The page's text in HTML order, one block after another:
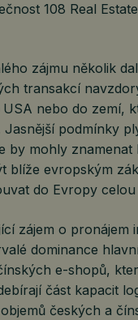
108 Real
zájmu několik
transakcí
nebo do zemí,
podmínky
mohly znamenat
blíže evropským
do Evropy
zájem o
dominance
e-shopů,
část kapacit
českých a